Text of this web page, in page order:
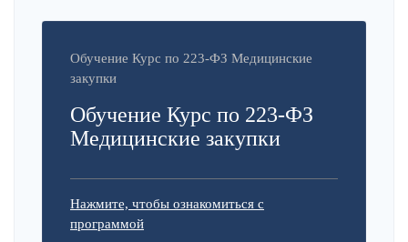
Обучение Курс по 223-ФЗ Медицинские
закупки
Обучение Курс по 223-ФЗ
Медицинские закупки
Нажмите, чтобы ознакомиться с
программой